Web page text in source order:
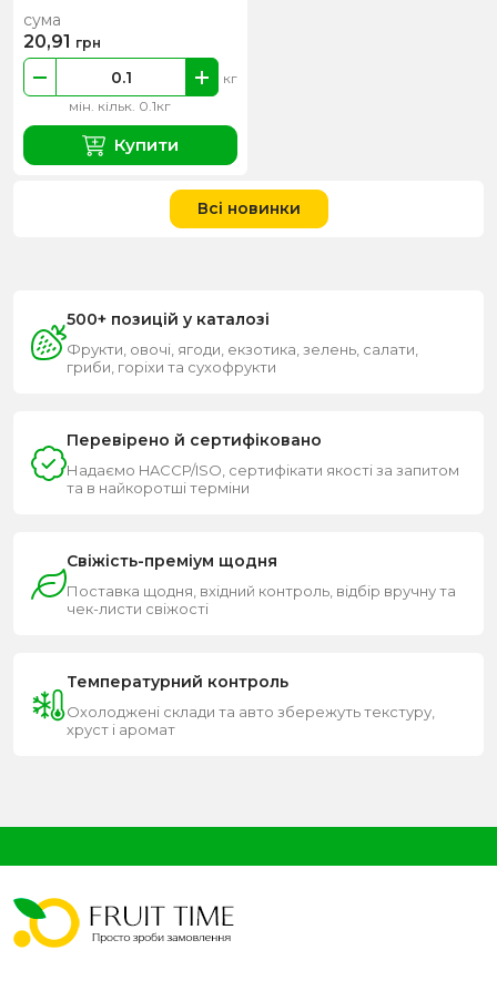
мін. кільк. 0.1кг
кг
сума
20,91 грн
Купити
Всі новинки
500+ позицій у каталозі
Фрукти, овочі, ягоди, екзотика, зелень, салати,
гриби, горіхи та сухофрукти
Перевірено й сертифіковано
Надаємо HACCP/ISO, сертифікати якості за запитом
та в найкоротші терміни
Свіжість-преміум щодня
Поставка щодня, вхідний контроль, відбір вручну та
чек-листи свіжості
Температурний контроль
Охолоджені склади та авто збережуть текстуру,
хруст і аромат